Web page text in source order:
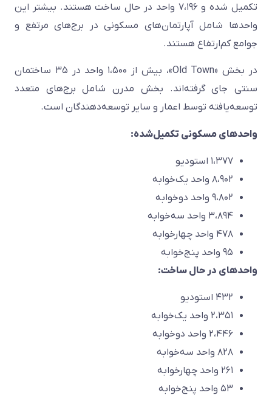
تکمیل شده و ۷،۱۹۶ واحد در حال ساخت هستند. بیشتر این
واحدها شامل آپارتمان‌های مسکونی در برج‌های مرتفع و
جوامع کم‌ارتفاع هستند.
در بخش «Old Town»، بیش از ۱،۵۰۰ واحد در ۳۵ ساختمان
سنتی جای گرفته‌اند. بخش مدرن شامل برج‌های متعدد
توسعه‌یافته توسط اعمار و سایر توسعه‌دهندگان است.
واحدهای مسکونی تکمیل‌شده:
۱،۳۷۷ استودیو
۸،۹۰۲ واحد یک‌خوابه
۹،۸۰۲ واحد دوخوابه
۳،۸۹۴ واحد سه‌خوابه
۴۷۸ واحد چهارخوابه
۹۵ واحد پنج‌خوابه
واحدهای در حال ساخت:
۴۳۲ استودیو
۲،۳۵۱ واحد یک‌خوابه
۲،۴۴۶ واحد دوخوابه
۸۲۸ واحد سه‌خوابه
۲۶۱ واحد چهارخوابه
۵۳ واحد پنج‌خوابه